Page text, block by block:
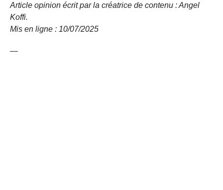
Article opinion écrit par la créatrice de contenu : Angel
Koffi.
Mis en ligne : 10/07/2025
—